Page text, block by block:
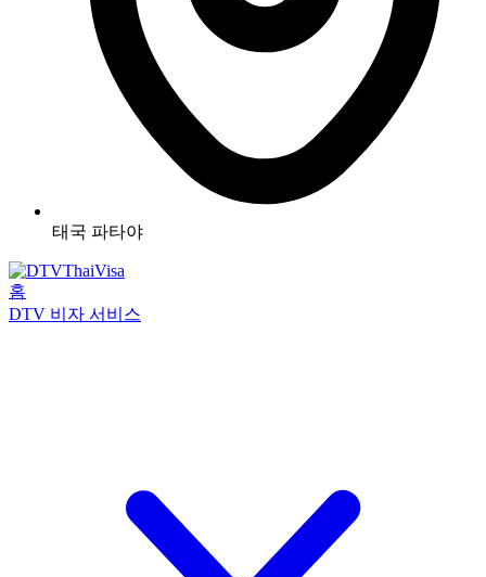
태국 파타야
홈
DTV 비자 서비스